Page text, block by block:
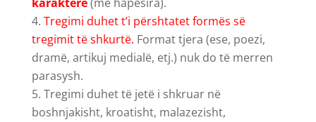
Tregimi duhet t’i përshtatet formës së
tregimit të shkurtë. Format tjera (ese, poezi,
dramë, artikuj medialë, etj.) nuk do të merren
parasysh.
Tregimi duhet të jetë i shkruar në
boshnjakisht, kroatisht, malazezisht,